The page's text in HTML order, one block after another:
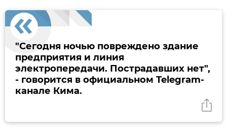
"Сегодня ночью повреждено здание
предприятия и линия
электропередачи. Пострадавших нет",
- говорится в официальном Telegram-
канале Кима.